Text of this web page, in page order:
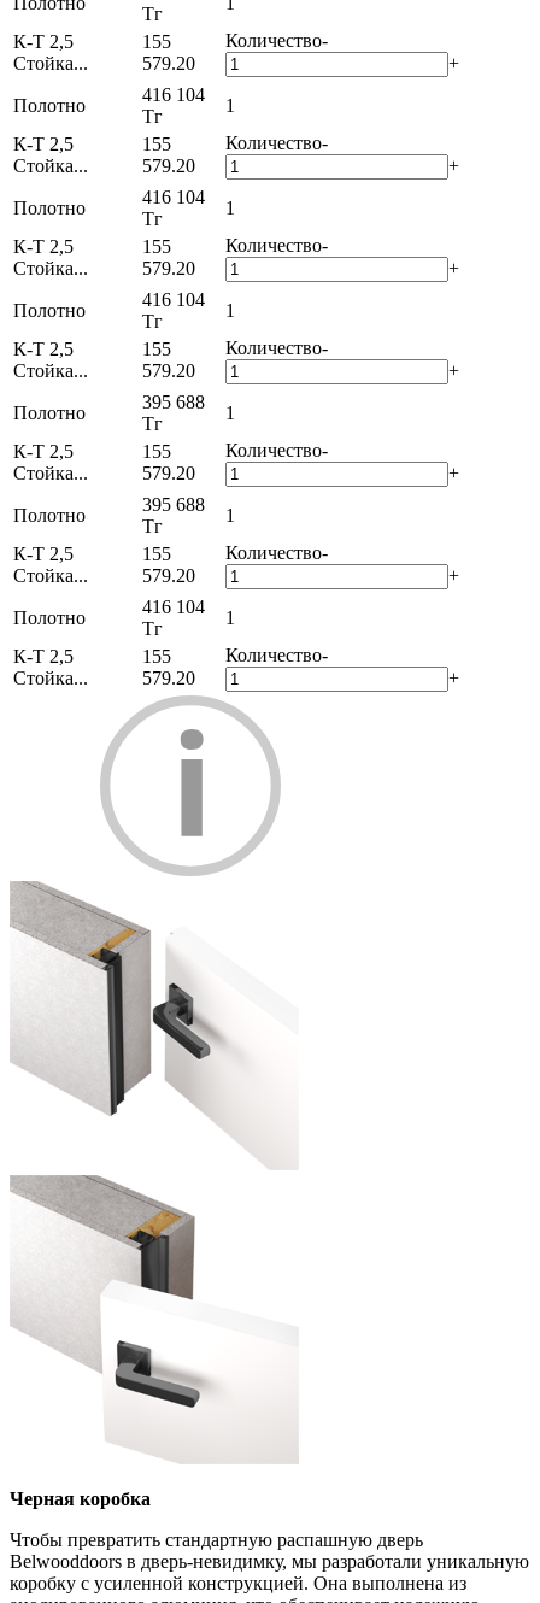
Тг
К-Т 2,5
Стойка...
155
579.20
Количество-
+
Полотно
416 104
Тг
1
К-Т 2,5
Стойка...
155
579.20
Количество-
+
Полотно
416 104
Тг
1
К-Т 2,5
Стойка...
155
579.20
Количество-
+
Полотно
416 104
Тг
1
К-Т 2,5
Стойка...
155
579.20
Количество-
+
Полотно
395 688
Тг
1
К-Т 2,5
Стойка...
155
579.20
Количество-
+
Полотно
395 688
Тг
1
К-Т 2,5
Стойка...
155
579.20
Количество-
+
Полотно
416 104
Тг
1
К-Т 2,5
Стойка...
155
579.20
Количество-
+
Черная коробка
Чтобы превратить стандартную распашную дверь
Belwooddoors в дверь-невидимку, мы разработали уникальную
коробку с усиленной конструкцией. Она выполнена из